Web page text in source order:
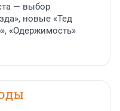
— выбор
новые «Тед
«Одержимость»